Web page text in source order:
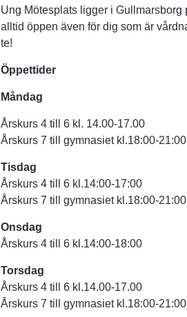
Ung Mötesplats ligger i
alltid öppen även för dig som är
te!
Öppettider
Måndag
Årskurs 4 till 6 kl. 14.00-17.00
Årskurs 7 till gymnasiet kl.18:00-21:00
Tisdag
Årskurs 4 till 6 kl.14:00-17:00
Årskurs 7 till gymnasiet kl.18:00-21:00
Onsdag
Årskurs 4 till 6 kl.14:00-18:00
Torsdag
Årskurs 4 till 6 kl.14.00-17.00
Årskurs 7 till gymnasiet kl.18:00-21:00